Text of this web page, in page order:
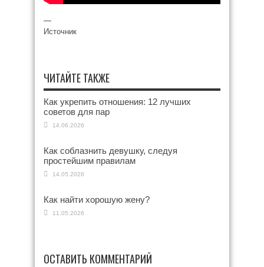
—
Источник
ЧИТАЙТЕ ТАКЖЕ
Как укрепить отношения: 12 лучших
советов для пар
14.06.2026
Как соблазнить девушку, следуя
простейшим правилам
14.05.2026
Как найти хорошую жену?
11.05.2026
ОСТАВИТЬ КОММЕНТАРИЙ